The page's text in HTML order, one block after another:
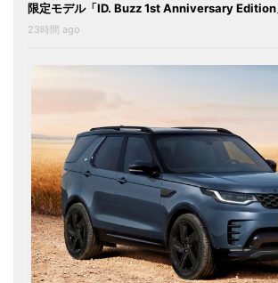
限定モデル「ID. Buzz 1st Anniversary Edition
23時間 ago